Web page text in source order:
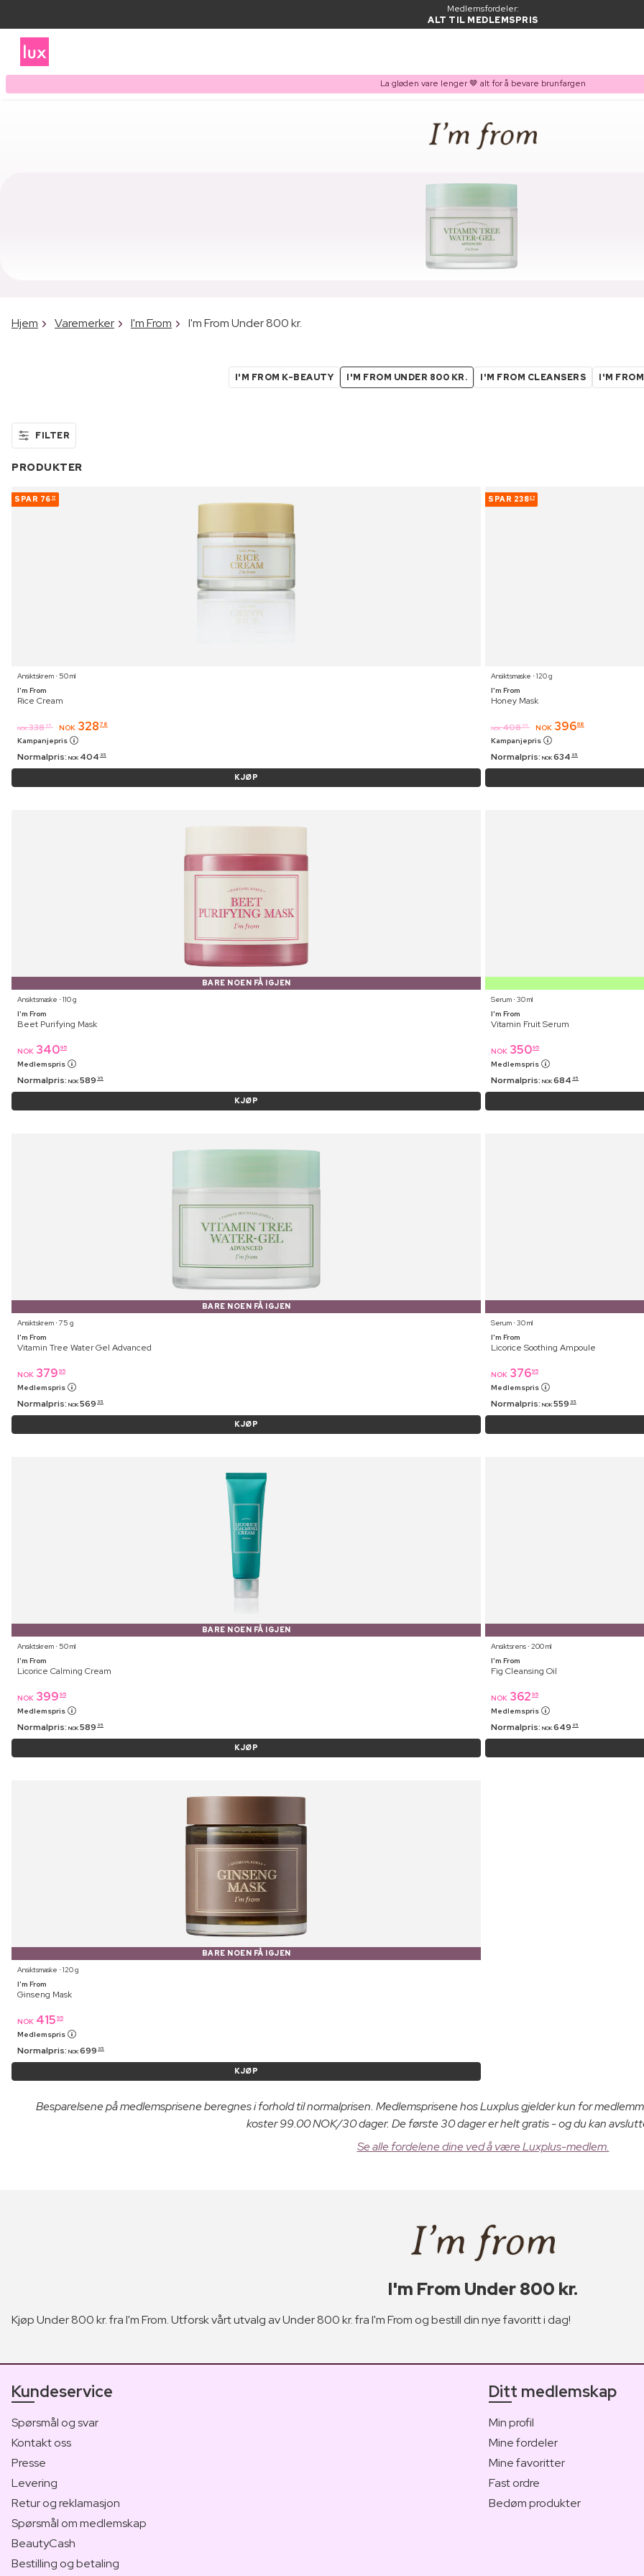
Medlemsfordeler:
ALT TIL MEDLEMSPRIS
La gløden vare lenger 🤎 alt for å bevare brunfargen
Hjem Varemerker I'm From I'm From Under 800 kr.
I'M FROM K-BEAUTY I'M FROM UNDER 800 KR. I'M FROM CLEANSERS I'M
FILTER
PRODUKTER
SPAR 76 17
Ansiktskrem ⋅ 50 ml
I'm From
Rice Cream
NOK 338 95 NOK 328 78
Kampanjepris
Normalpris: NOK 404 95
KJØP
SPAR 23827
Ansiktsmaske ⋅ 120 g
I'm From
Honey Mask
NOK 408 95 NOK 39668
Kampanjepris
Normalpris: NOK 634 95
BARE NOEN FÅ IGJEN
Ansiktsmaske ⋅ 110 g
I'm From
Beet Purifying Mask
NOK 34095
Medlemspris
Normalpris: NOK 589 95
KJØP
Serum ⋅ 30 ml
I'm From
Vitamin Fruit Serum
NOK 35095
Medlemspris
Normalpris: NOK 684 95
BARE NOEN FÅ IGJEN
Ansiktskrem ⋅ 75 g
I'm From
Vitamin Tree Water Gel Advanced
NOK 379 95
Medlemspris
Normalpris: NOK 569 95
KJØP
Serum ⋅ 30 ml
I'm From
Licorice Soothing Ampoule
NOK 37695
Medlemspris
Normalpris: NOK 559 95
BARE NOEN FÅ IGJEN
Ansiktskrem ⋅ 50 ml
I'm From
Licorice Calming Cream
NOK 399 95
Medlemspris
Normalpris: NOK 589 95
KJØP
Ansiktsrens ⋅ 200 ml
I'm From
Fig Cleansing Oil
NOK 362 95
Medlemspris
Normalpris: NOK 649 95
BARE NOEN FÅ IGJEN
Ansiktsmaske ⋅ 120 g
I'm From
Ginseng Mask
NOK 415 95
Medlemspris
Normalpris: NOK 699 95
KJØP
Besparelsene på medlemsprisene beregnes i forhold til normalprisen. Medlemsprisene hos Luxplus gjelder kun for
koster 99.00 NOK/30 dager. De første 30 dager er helt gratis - og du kan
Se alle fordelene dine ved å være Luxplus-medlem.
I'm From Under 800 kr.
Kjøp Under 800 kr. fra I'm From. Utforsk vårt utvalg av Under 800 kr. fra I'm From og bestill din nye favoritt i dag!
Kundeservice
Spørsmål og svar
Kontakt oss
Presse
Levering
Retur og reklamasjon
Spørsmål om medlemskap
BeautyCash
Bestilling og betaling
Ditt medlemskap
Min profil
Mine fordeler
Mine favoritter
Fast ordre
Bedøm produkter